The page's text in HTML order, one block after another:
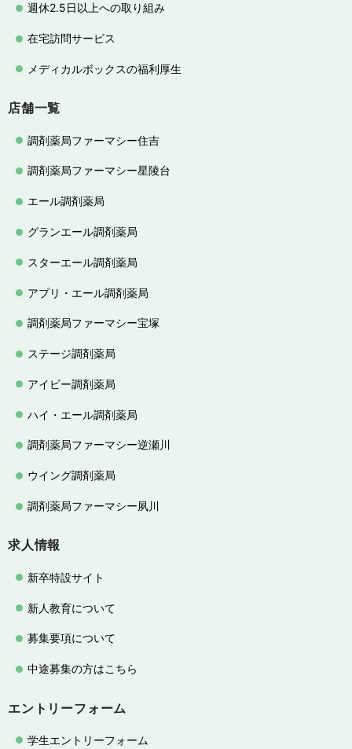
週休2.5日以上への取り組み
在宅訪問サービス
メディカルボックスの福利厚生
店舗一覧
調剤薬局ファーマシー住吉
調剤薬局ファーマシー星陵台
エール調剤薬局
グランエール調剤薬局
スターエール調剤薬局
アプリ・エール調剤薬局
調剤薬局ファーマシー宝塚
ステージ調剤薬局
アイビー調剤薬局
ハイ・エール調剤薬局
調剤薬局ファーマシー逆瀬川
ウイング調剤薬局
調剤薬局ファーマシー夙川
求人情報
新卒特設サイト
新人教育について
募集要項について
中途募集の方はこちら
エントリーフォーム
学生エントリーフォーム